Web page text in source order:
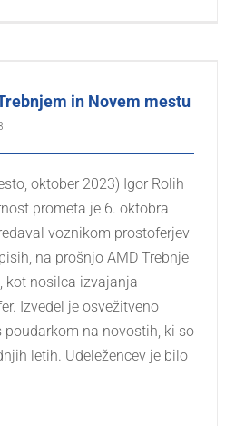
in Novem mestu
oktober 2023) Igor Rolih
prometa je 6. oktobra
voznikom prostoferjev
na prošnjo AMD Trebnje
kot nosilca izvajanja
Izvedel je osvežitveno
poudarkom na novostih, ki so
letih. Udeležencev je bilo